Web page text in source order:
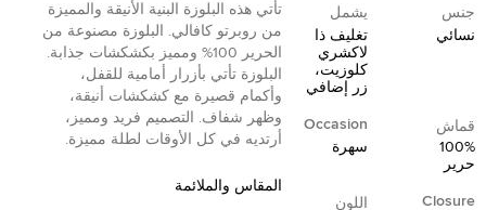
جنس
نسائي
يشمل
تغليف ذا
لاكشري
كلوزيت،
زر إضافي
قماش
100%
حرير
Occasion
سهرة
Closure
اللون
تأتي هذه البلوزة البنية الأنيقة والمميزة
من روبرتو كافالي. البلوزة مصنوعة من
الحرير 100% ومميز بكشكشات جذابة.
البلوزة تأتي بأزرار أمامية للقفل،
وأكمام قصيرة مع كشكشات أنيقة،
وظهر شفاف. التصميم فريد ومميز،
أرتديه في كل الأوقات لطلة مميزة.
المقاس والملائمة